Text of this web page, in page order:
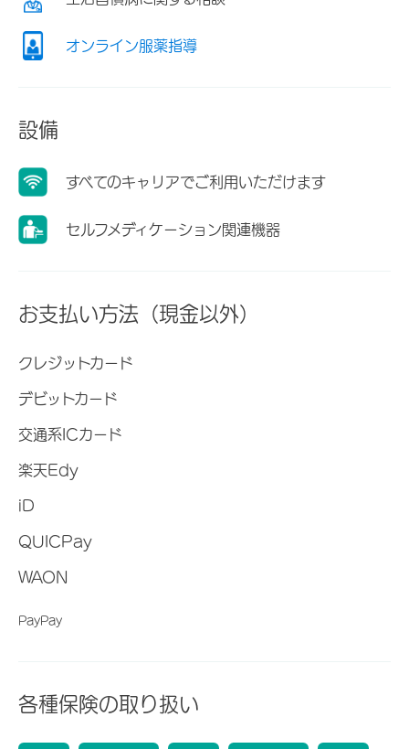
オンライン服薬指導
設備
すべてのキャリアでご利用いただけます
セルフメディケーション関連機器
お支払い方法（現金以外）
クレジットカード
デビットカード
交通系ICカード
楽天Edy
iD
QUICPay
WAON
PayPay
各種保険の取り扱い